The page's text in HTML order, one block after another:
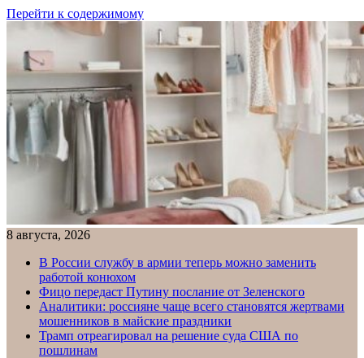
Перейти к содержимому
8 августа, 2026
В России службу в армии теперь можно заменить
работой конюхом
Фицо передаст Путину послание от Зеленского
Аналитики: россияне чаще всего становятся жертвами
мошенников в майские праздники
Трамп отреагировал на решение суда США по
пошлинам